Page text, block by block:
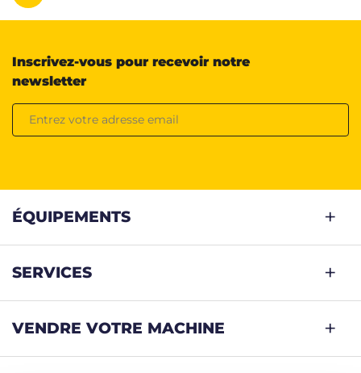
Inscrivez-vous pour recevoir notre
newsletter
ÉQUIPEMENTS
SERVICES
VENDRE VOTRE MACHINE